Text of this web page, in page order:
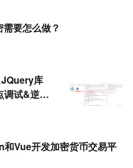
要怎么做？
库
调试&逆向
Vue开发加密货币交易平